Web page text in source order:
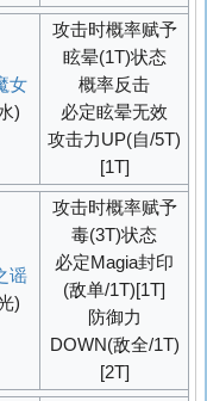
女
)
攻击时概率赋予
眩晕(1T)状态
概率反击
必定眩晕无效
攻击力UP(自/5T)
[1T]
谣
)
攻击时概率赋予
毒(3T)状态
必定Magia封印
(敌单/1T)[1T]
防御力
DOWN(敌全/1T)
[2T]